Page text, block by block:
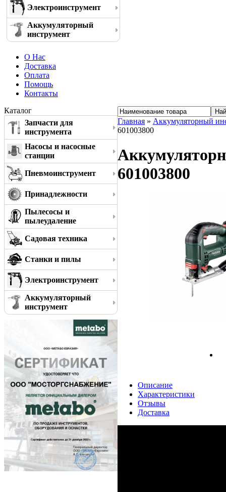
Электроинструмент
Аккумуляторный
инструмент
О Нас
Доставка
Оплата
Помощь
Контакты
Каталог
Запчасти для
инструмента
Насосы и насосные
станции
Пневмоинструмент
Принадлежности
Пылесосы и
пылеудаление
Садовая техника
Станки и пилы
Электроинструмент
Аккумуляторный
инструмент
Главная » Аккумуляторный
601003800
601003800
Описание
Характеристики
Отзывы
Доставка